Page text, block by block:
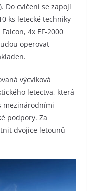
Do cvičení se zapojí
ks letecké techniky
4x EF-2000
operovat
výcviková
letectva, která
mezinárodními
podpory. Za
dvojice letounů